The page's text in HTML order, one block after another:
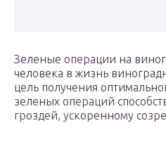
Зеленые операции на
человека в жизнь
цель получения
зеленых операций
гроздей, ускоренному